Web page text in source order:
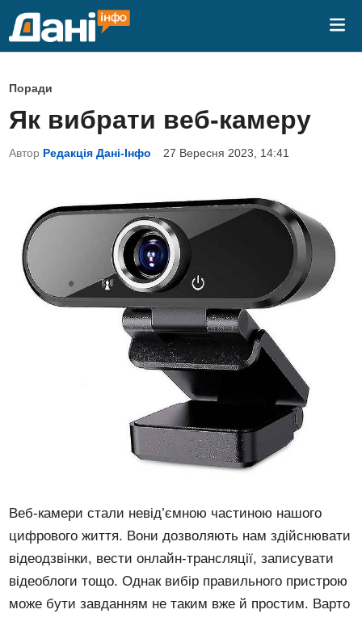
P
o
s
t
Поради
Як вибрати веб-камеру
Автор Редакція Дані-Інфо 27 Вересня 2023, 14:41
Веб-камери стали невід’ємною частиною нашого
цифрового життя. Вони дозволяють нам здійснювати
відеодзвінки, вести онлайн-трансляції, записувати
відеоблоги тощо. Однак вибір правильного пристрою
може бути завданням не таким вже й простим. Варто